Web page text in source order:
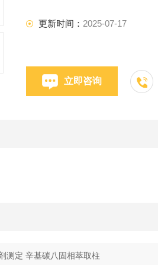
更新时间： 2025-07-17
立即咨询